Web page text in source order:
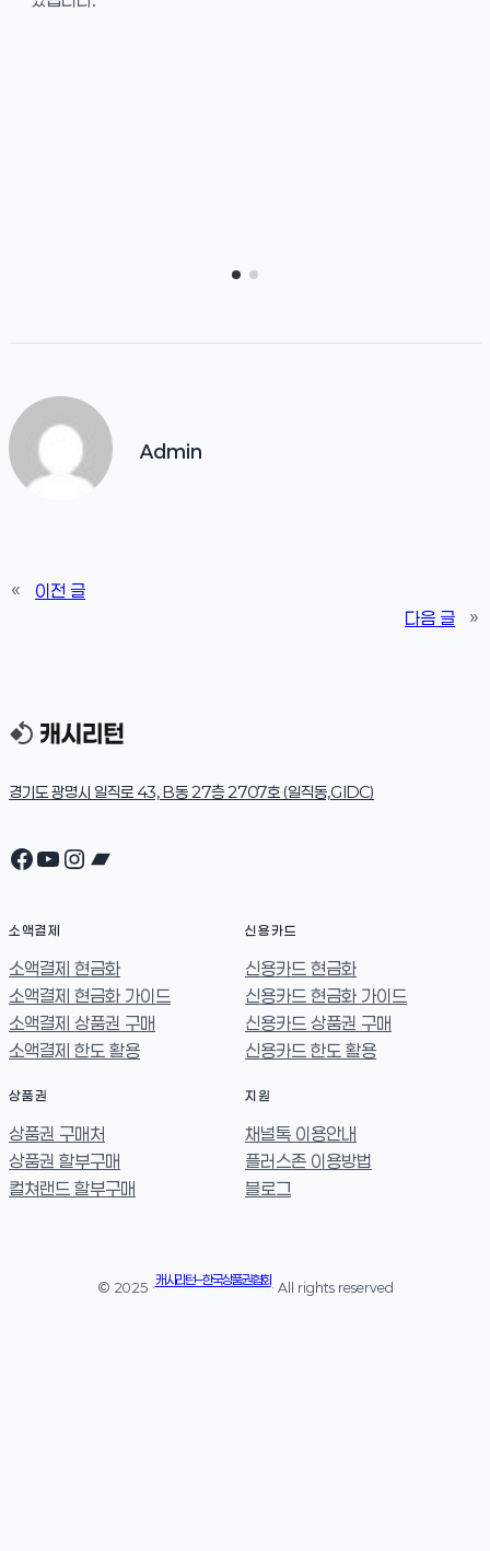
Admin
«
이전 글
다음 글
»
경기도 광명시 일직로 43, B동 27층 2707호 (일직동,GIDC)
Facebook
YouTube
Instagram
Bandcamp
소액결제
소액결제 현금화
소액결제 현금화 가이드
소액결제 상품권 구매
소액결제 한도 활용
신용카드
신용카드 현금화
신용카드 현금화 가이드
신용카드 상품권 구매
신용카드 한도 활용
상품권
상품권 구매처
상품권 할부구매
컬쳐랜드 할부구매
지원
채널톡 이용안내
플러스존 이용방법
블로그
© 2025 ·
캐시리턴 – 한국상품권협회
· All rights reserved